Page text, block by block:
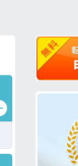
無料